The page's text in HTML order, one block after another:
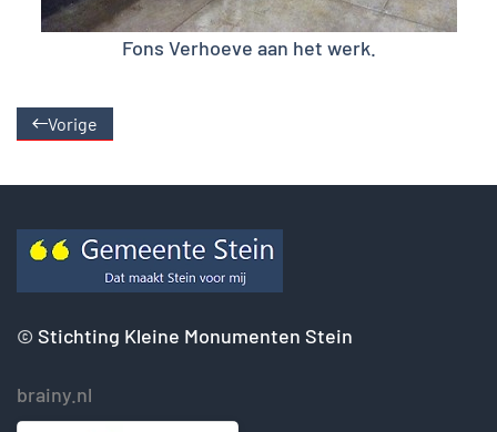
Fons Verhoeve aan het werk.
Vorige
© Stichting Kleine Monumenten Stein
brainy.nl